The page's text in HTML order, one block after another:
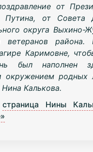
от
Путина, от Совета
округа Выхино-
ветеранов района.
Каримовне,
был наполнен
окружением родных
Нина Калькова.
страница Нины